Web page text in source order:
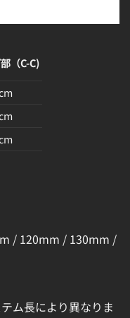
（C-C)
/ 120mm / 130mm /
ム長により異なりま